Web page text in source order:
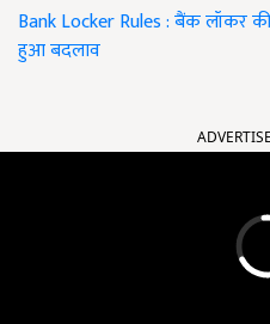
Bank Locker Rules : बैंक लॉकर
हुआ बदलाव